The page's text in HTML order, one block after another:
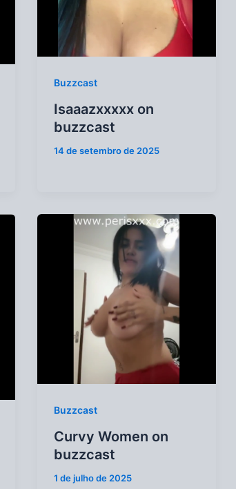
Buzzcast
Isaaazxxxxx on
buzzcast
14 de setembro de 2025
Buzzcast
Curvy Women on
buzzcast
1 de julho de 2025